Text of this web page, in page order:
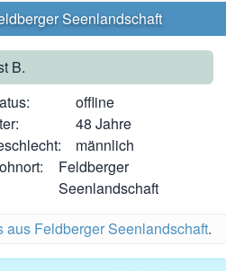
Seenlandschaft
B.
offline
48 Jahre
männlich
Feldberger
Seenlandschaft
aus Feldberger Seenlandschaft.